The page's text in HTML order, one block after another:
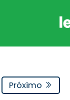
Próximo